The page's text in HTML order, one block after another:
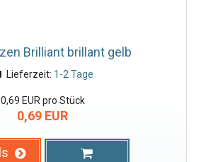
Brilliant brillant gelb
Lieferzeit: 1-2 Tage
0,69 EUR pro Stück
0,69 EUR